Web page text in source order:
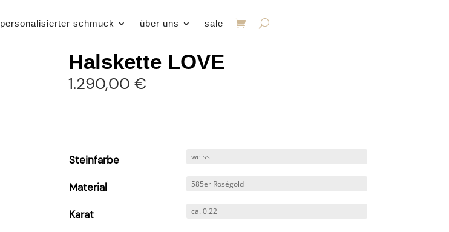
personalisierter schmuck über uns sale
Halskette LOVE
1.290,00 €
Steinfarbe
Material
Karat